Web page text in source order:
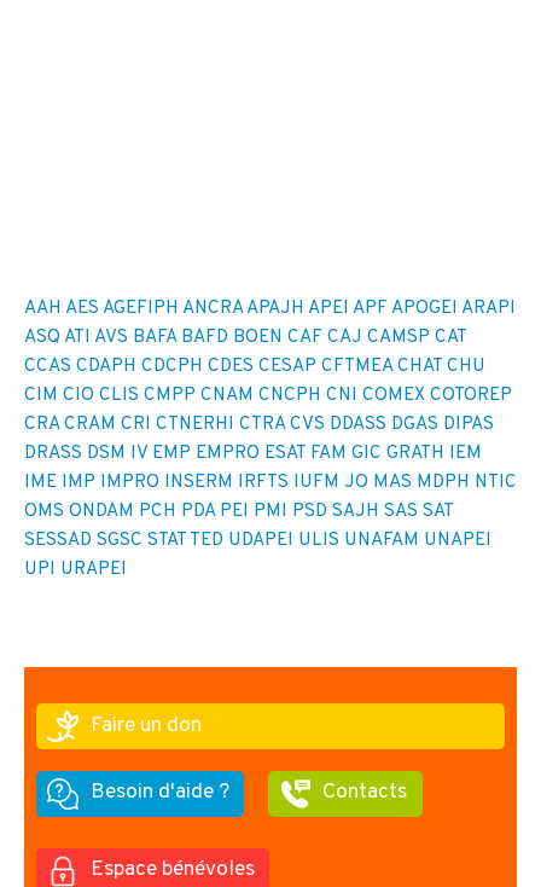
AAH AES AGEFIPH ANCRA APAJH APEI APF APOGEI ARAPI
ASQ ATI AVS BAFA BAFD BOEN CAF CAJ CAMSP CAT
CCAS CDAPH CDCPH CDES CESAP CFTMEA CHAT CHU
CIM CIO CLIS CMPP CNAM CNCPH CNI COMEX COTOREP
CRA CRAM CRI CTNERHI CTRA CVS DDASS DGAS DIPAS
DRASS DSM IV EMP EMPRO ESAT FAM GIC GRATH IEM
IME IMP IMPRO INSERM IRFTS IUFM JO MAS MDPH NTIC
OMS ONDAM PCH PDA PEI PMI PSD SAJH SAS SAT
SESSAD SGSC STAT TED UDAPEI ULIS UNAFAM UNAPEI
UPI URAPEI
Faire un don
Besoin d'aide ? Contacts
Espace bénévoles